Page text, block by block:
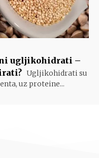
ugljikohidrati –
Ugljikohidrati su
uz proteine...